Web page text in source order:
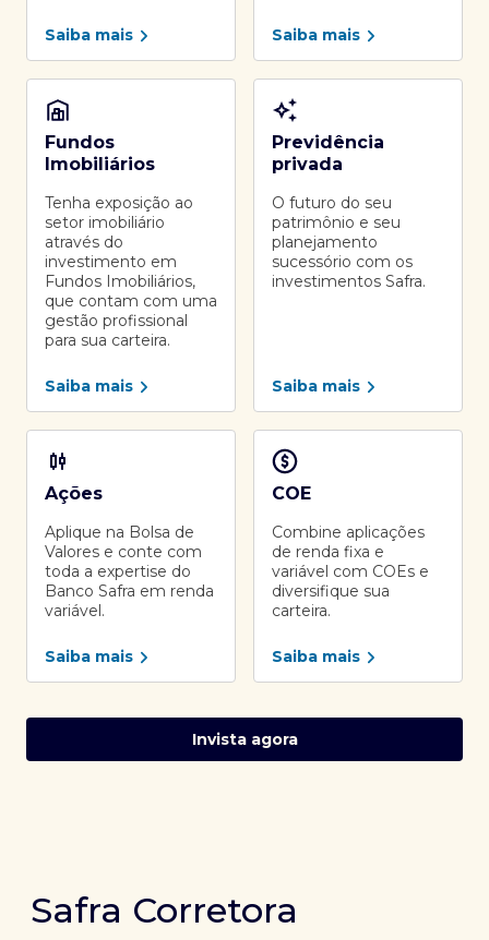
Saiba mais Saiba mais
Fundos
Imobiliários
Tenha exposição ao
setor imobiliário
através do
investimento em
Fundos Imobiliários,
que contam com uma
gestão profissional
para sua carteira.
Saiba mais
Previdência
privada
O futuro do seu
patrimônio e seu
planejamento
sucessório com os
investimentos Safra.
Saiba mais
Ações
Aplique na Bolsa de
Valores e conte com
toda a expertise do
Banco Safra em renda
variável.
Saiba mais
COE
Combine aplicações
de renda fixa e
variável com COEs e
diversifique sua
carteira.
Saiba mais
Invista agora
Safra Corretora